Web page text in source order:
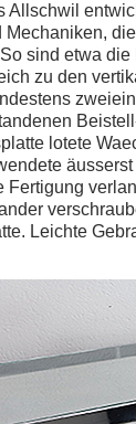
Allschwil
sind etwa
zu den
lotete
Fertigung
Leichte